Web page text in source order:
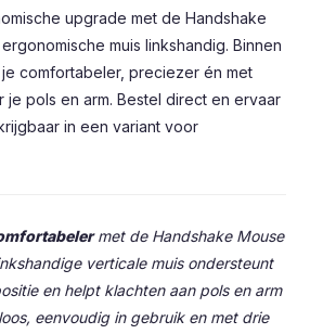
upgrade met de Handshake
muis linkshandig. Binnen
comfortabeler, preciezer én met
je pols en arm. Bestel direct en ervaar
in een variant voor
met de Handshake Mouse
verticale muis ondersteunt
en helpt klachten aan pols en arm
eenvoudig in gebruik en met drie